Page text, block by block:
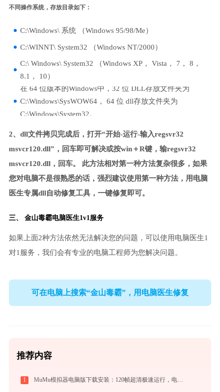
不同操作系统，存放目录如下：
C:\Windows\ 系统 （Windows 95/98/Me）
C:\WINNT\ System32 （Windows NT/2000）
C:\ Windows\ System32 （Windows XP， Vista， 7， 8，
8.1， 10）
在 64 位版本的Windows中，32 位 DLL存放文件夹为
C:\Windows\SysWOW64， 64 位 dll存放文件夹为
C:\Windows\System32。
2、dll文件拷贝完成后，打开“开始-运行-输入regsvr32
msvcr120.dll”，回车即可解决或按win＋R键，输regsvr32
msvcr120.dll，回车。 此方法相对第一种方法复杂很多，如果
您对电脑不是很熟悉的话，强烈建议使用第一种方法，用电脑
医生专属dll自动修复工具，一键修复即可。
三、 金山毒霸电脑医生1v1服务
如果上面2种方法依然无法解决您的问题，可以使用电脑医生1
对1服务，我们会有专业的电脑工程师为您解决问题。
可在电脑上搜索“金山毒霸”，用电脑医生修复
推荐内容
1 MuMu模拟器电脑版下载安装：120帧超清极速运行，电脑玩手游的装机必备神器